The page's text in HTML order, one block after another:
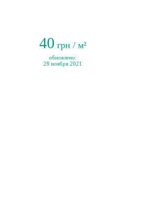
40 грн / м²
обновлено:
28 ноября 2021